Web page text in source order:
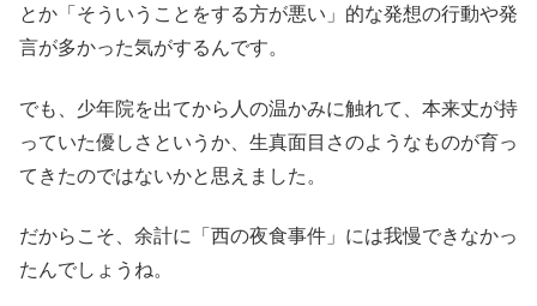
とか「そういうことをする方が悪い」的な発想の行動や発
言が多かった気がするんです。
でも、少年院を出てから人の温かみに触れて、本来丈が持
っていた優しさというか、生真面目さのようなものが育っ
てきたのではないかと思えました。
だからこそ、余計に「西の夜食事件」には我慢できなかっ
たんでしょうね。